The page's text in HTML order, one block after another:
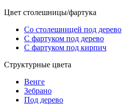
Цвет столешницы/фартука
Со столешницей под дерево
С фартуком под дерево
С фартуком под кирпич
Структурные цвета
Венге
Зебрано
Под дерево